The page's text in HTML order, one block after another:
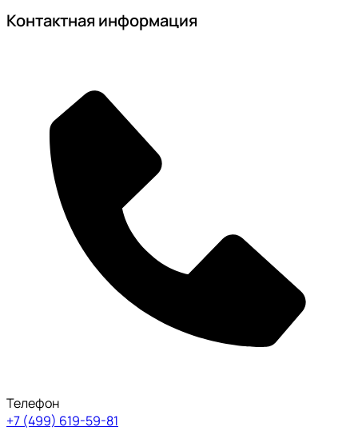
Контактная информация
Телефон
+7 (499) 619-59-81